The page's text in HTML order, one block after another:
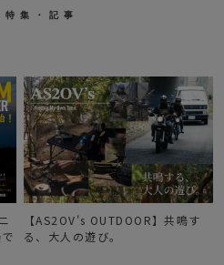
特集・記事
【新作登場】人気のDOBBYシリ
ーズのご紹介。